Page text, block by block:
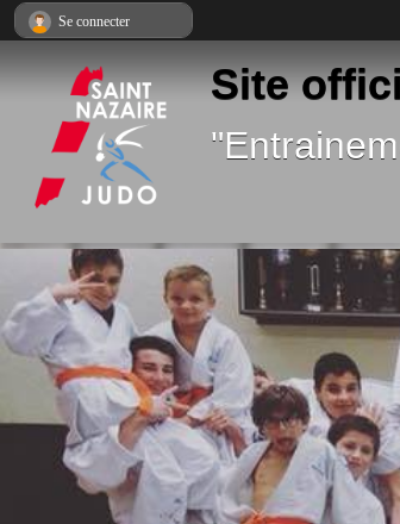
Site
Se connecter
Panneau de gestion des cookies